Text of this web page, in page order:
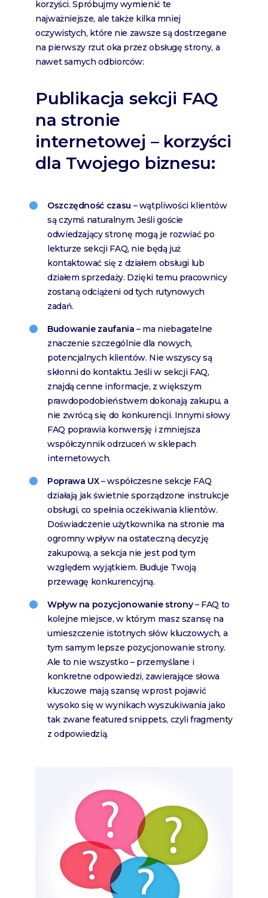
korzyści. Spróbujmy wymienić te
najważniejsze, ale także kilka mniej
oczywistych, które nie zawsze są dostrzegane
na pierwszy rzut oka przez obsługę strony, a
nawet samych odbiorców:
Publikacja sekcji FAQ
na stronie
internetowej – korzyści
dla Twojego biznesu:
Oszczędność czasu – wątpliwości klientów
są czymś naturalnym. Jeśli goście
odwiedzający stronę mogą je rozwiać po
lekturze sekcji FAQ, nie będą już
kontaktować się z działem obsługi lub
działem sprzedaży. Dzięki temu pracownicy
zostaną odciążeni od tych rutynowych
zadań.
Budowanie zaufania – ma niebagatelne
znaczenie szczególnie dla nowych,
potencjalnych klientów. Nie wszyscy są
skłonni do kontaktu. Jeśli w sekcji FAQ,
znajdą cenne informacje, z większym
prawdopodobieństwem dokonają zakupu, a
nie zwrócą się do konkurencji. Innymi słowy
FAQ poprawia konwersję i zmniejsza
współczynnik odrzuceń w sklepach
internetowych.
Poprawa UX– współczesne sekcje FAQ
działają jak świetnie sporządzone instrukcje
obsługi, co spełnia oczekiwania klientów.
Doświadczenie użytkownika na stronie ma
ogromny wpływ na ostateczną decyzję
zakupową, a sekcja nie jest pod tym
względem wyjątkiem. Buduje Twoją
przewagę konkurencyjną.
Wpływ na pozycjonowanie strony– FAQ to
kolejne miejsce, w którym masz szansę na
umieszczenie istotnych słów kluczowych, a
tym samym lepsze pozycjonowanie strony.
Ale to nie wszystko – przemyślane i
konkretne odpowiedzi, zawierające słowa
kluczowe mają szansę wprost pojawić
wysoko się w wynikach wyszukiwania jako
tak zwane featured snippets, czyli fragmenty
z odpowiedzią.